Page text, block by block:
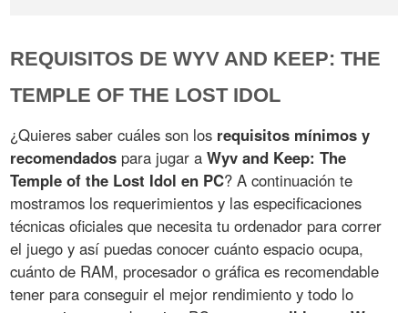
REQUISITOS DE WYV AND KEEP: THE
TEMPLE OF THE LOST IDOL
¿Quieres saber cuáles son los requisitos mínimos y
recomendados para jugar aWyv and Keep: The
Temple of the Lost Idol en PC? A continuación te
mostramos los requerimientos y las especificaciones
técnicas oficiales que necesita tu ordenador para correr
el juego y así puedas conocer cuánto espacio ocupa,
cuánto de RAM, procesador o gráfica es recomendable
tener para conseguir el mejor rendimiento y todo lo